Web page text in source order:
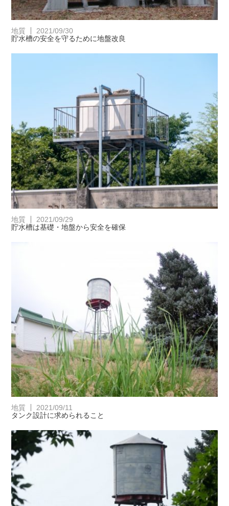
地質
2021/09/30
貯水槽の安全を守るために地盤改良
地質
2021/09/29
貯水槽は基礎・地盤から安全を確保
地質
2021/09/11
タンク設計に求められること